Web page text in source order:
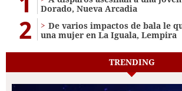
Dorado, Nueva Arcadia
2
De varios impactos de bala le
una mujer en La Iguala, Lempira
TRENDING